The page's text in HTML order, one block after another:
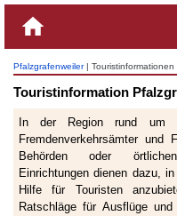
Pfalzgrafenweiler| Touristinformationen
Touristinformation
In der Region rund um
Fremdenverkehrsämter und
Behörden oder
Einrichtungen dienen dazu,
Hilfe für Touristen
Ratschläge für Ausflüge und